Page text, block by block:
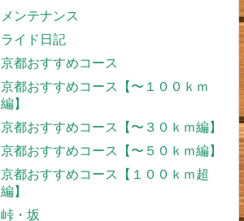
メンテナンス
ライド日記
京都おすすめコース
京都おすすめコース【〜１００ｋｍ
編】
京都おすすめコース【〜３０ｋｍ編】
京都おすすめコース【〜５０ｋｍ編】
京都おすすめコース【１００ｋｍ超
編】
峠・坂